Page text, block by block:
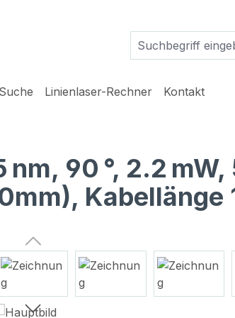
Linienlaser-Rechner Kontakt
90 °, 2.2
Kabellänge